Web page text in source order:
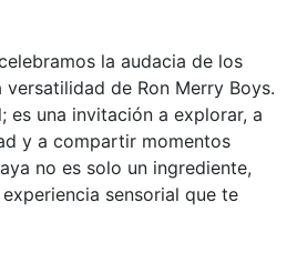
la audacia de los
de Ron Merry Boys.
es una invitación a explorar, a
y a compartir momentos
no es solo un ingrediente,
sensorial que te